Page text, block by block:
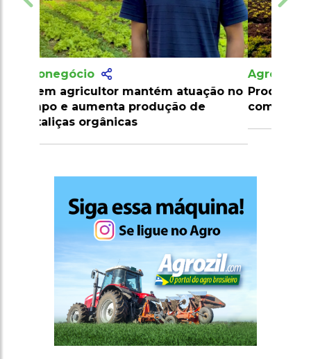
Agronegócio
Produtor amplia cultivo de hortaliças
com apoio técnico e irrigação